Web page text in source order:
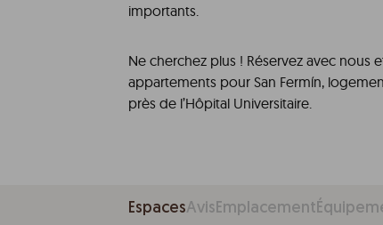
importants.
Ne cherchez plus ! Réservez avec
appartements pour San Fermín,
près de l’Hôpital Universitaire.
EspacesAvisEmplacement